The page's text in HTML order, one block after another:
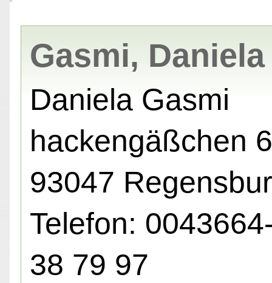
Gasmi, Daniela
Daniela Gasmi
hackengäßchen
93047
Telefon:
38 79 97